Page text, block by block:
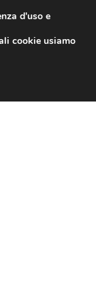
290
d'uso e
cookie usiamo